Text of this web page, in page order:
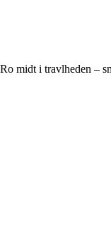
Ro midt i travlheden –